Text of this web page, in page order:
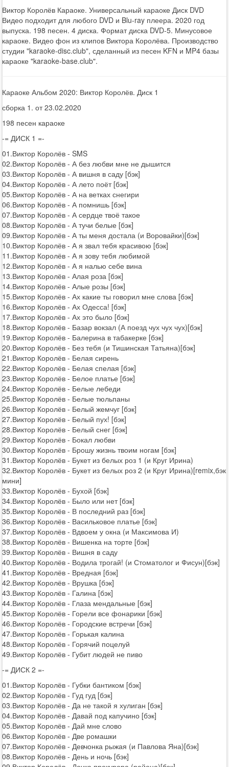
Виктор Королёв Караоке. Универсальный караоке Диск DVD
Видео подходит для любого DVD и Blu-ray плеера. 2020 год
выпуска. 198 песен. 4 диска. Формат диска DVD-5. Минусовое
караоке. Видео фон из клипов Виктора Королёва. Производство
студии "karaoke-disc.club", сделанный из песен KFN и MP4 базы
караоке "karaoke-base.club".
Караоке Альбом 2020: Виктор Королёв. Диск 1
сборка 1. от 23.02.2020
198 песен караоке
-= ДИСК 1 =-
01.Виктор Королёв - SMS
02.Виктор Королёв - А без любви мне не дышится
03.Виктор Королёв - А вишня в саду [бэк]
04.Виктор Королёв - А лето поёт [бэк]
05.Виктор Королёв - А на ветках снегири
06.Виктор Королёв - А помнишь [бэк]
07.Виктор Королёв - А сердце твоё такое
08.Виктор Королёв - А тучи белые [бэк]
09.Виктор Королёв - А ты меня достала (и Воровайки)[бэк]
10.Виктор Королёв - А я звал тебя красивою [бэк]
11.Виктор Королёв - А я зову тебя любимой
12.Виктор Королёв - А я налью себе вина
13.Виктор Королёв - Алая роза [бэк]
14.Виктор Королёв - Алые розы [бэк]
15.Виктор Королёв - Ах какие ты говорил мне слова [бэк]
16.Виктор Королёв - Ах Одесса! [бэк]
17.Виктор Королёв - Ах это было [бэк]
18.Виктор Королёв - Базар вокзал (А поезд чух чух чух)[бэк]
19.Виктор Королёв - Балерина в табакерке [бэк]
20.Виктор Королёв - Без тебя (и Тишинская Татьяна)[бэк]
21.Виктор Королёв - Белая сирень
22.Виктор Королёв - Белая спелая [бэк]
23.Виктор Королёв - Белое платье [бэк]
24.Виктор Королёв - Белые лебеди
25.Виктор Королёв - Белые тюльпаны
26.Виктор Королёв - Белый жемчуг [бэк]
27.Виктор Королёв - Белый пух! [бэк]
28.Виктор Королёв - Белый снег [бэк]
29.Виктор Королёв - Бокал любви
30.Виктор Королёв - Брошу жизнь твоим ногам [бэк]
31.Виктор Королёв - Букет из белых роз 1 (и Круг Ирина)
32.Виктор Королёв - Букет из белых роз 2 (и Круг Ирина)[remix,бэк
мини]
33.Виктор Королёв - Бухой [бэк]
34.Виктор Королёв - Было или нет [бэк]
35.Виктор Королёв - В последний раз [бэк]
36.Виктор Королёв - Васильковое платье [бэк]
37.Виктор Королёв - Вдвоем у окна (и Максимова И)
38.Виктор Королёв - Вишенка на торте [бэк]
39.Виктор Королёв - Вишня в саду
40.Виктор Королёв - Водила трогай! (и Стоматолог и Фисун)[бэк]
41.Виктор Королёв - Вредная [бэк]
42.Виктор Королёв - Врушка [бэк]
43.Виктор Королёв - Галина [бэк]
44.Виктор Королёв - Глаза мендальные [бэк]
45.Виктор Королёв - Горели все фонарики [бэк]
46.Виктор Королёв - Городские встречи [бэк]
47.Виктор Королёв - Горькая калина
48.Виктор Королёв - Горячий поцелуй
49.Виктор Королёв - Губит людей не пиво
-= ДИСК 2 =-
01.Виктор Королёв - Губки бантиком [бэк]
02.Виктор Королёв - Гуд гуд [бэк]
03.Виктор Королёв - Да не такой я хулиган [бэк]
04.Виктор Королёв - Давай под капучино [бэк]
05.Виктор Королёв - Дай мне слово
06.Виктор Королёв - Две ромашки
07.Виктор Королёв - Девчонка рыжая (и Павлова Яна)[бэк]
08.Виктор Королёв - День и ночь [бэк]